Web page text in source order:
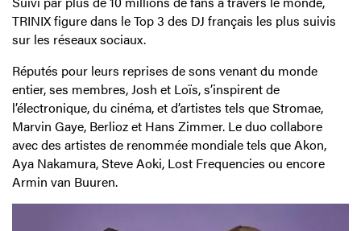
TRINIX figure dans le Top 3 des DJ français les plus suivis
sur les réseaux sociaux.
Réputés pour leurs reprises de sons venant du monde
entier, ses membres, Josh et Loïs, s’inspirent de
l’électronique, du cinéma, et d’artistes tels que Stromae,
Marvin Gaye, Berlioz et Hans Zimmer. Le duo collabore
avec des artistes de renommée mondiale tels que Akon,
Aya Nakamura, Steve Aoki, Lost Frequencies ou encore
Armin van Buuren.